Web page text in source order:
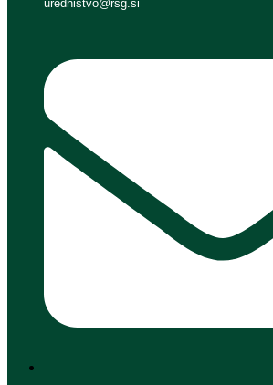
urednistvo@rsg.si